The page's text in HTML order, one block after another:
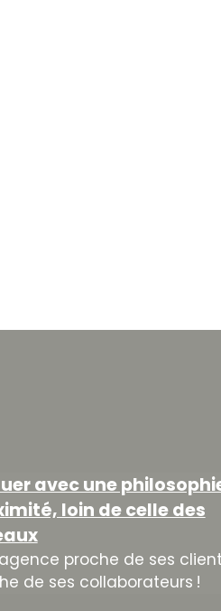
avec une
loin de celle des
proche de ses
de ses collaborateurs !